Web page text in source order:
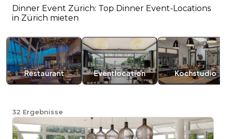
Dinner Event Zürich: Top Dinner Event-Locations
in Zürich mieten
Restaurant Eventlocation Kochstudio
32 Ergebnisse